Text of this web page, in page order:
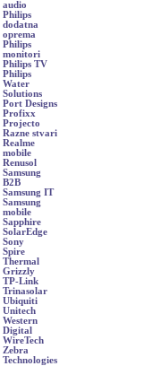
audio
Philips
dodatna
oprema
Philips
monitori
Philips TV
Philips
Water
Solutions
Port Designs
Profixx
Projecto
Razne stvari
Realme
mobile
Renusol
Samsung
B2B
Samsung IT
Samsung
mobile
Sapphire
SolarEdge
Sony
Spire
Thermal
Grizzly
TP-Link
Trinasolar
Ubiquiti
Unitech
Western
Digital
WireTech
Zebra
Technologies